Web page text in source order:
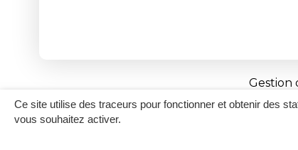
Ce site utilise des traceurs pour fonctionner et obtenir des
vous souhaitez activer.
Gestion